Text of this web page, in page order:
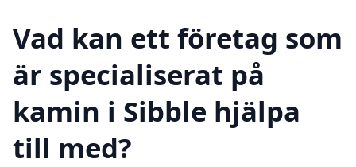
Vad kan ett företag som
är specialiserat på
kamin i Sibble hjälpa
till med?